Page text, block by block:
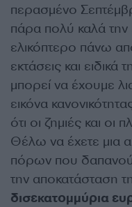
περασμένο
πάρα πολύ καλά
ελικόπτερο πάνω
εκτάσεις και
μπορεί να έχουμε
εικόνα
ότι οι ζημιές και οι
Θέλω να έχετε μια
πόρων που
την αποκατάσταση
δισεκατομμύρια